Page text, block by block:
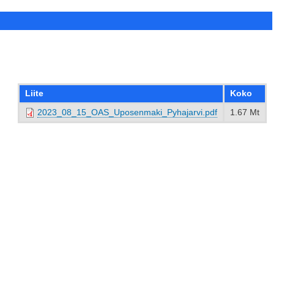
Liite Koko
2023_08_15_OAS_Uposenmaki_Pyhajarvi.pdf 1.67 Mt